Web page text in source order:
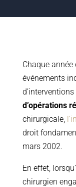
Chaque année
événements
d’opérations
chirurgicale,
droit
mars 2002.
En effet,
chirurgien